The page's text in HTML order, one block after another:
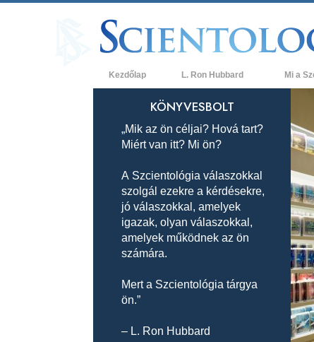
Kezdőlap L. Ron Hubbard Mi a
Hittételek
A
Mit
a
Ismerjen
A
Szeretet
Mi a
KÖNYVESBOLT
„Mik az ön céljai? Hová tart?
Miért van itt? Mi ön?
A Szcientológia válaszokkal
szolgál ezekre a kérdésekre,
jó válaszokkal, amelyek
igazak, olyan válaszokkal,
amelyek működnek az ön
számára.
Mert a Szcientológia tárgya
ön.”
– L. Ron Hubbard